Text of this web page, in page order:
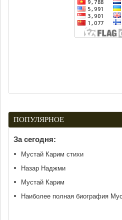
ПОПУЛЯРНОЕ
За сегодня:
Мустай Карим стихи
Назар Наджми
Мустай Карим
Наиболее полная биография